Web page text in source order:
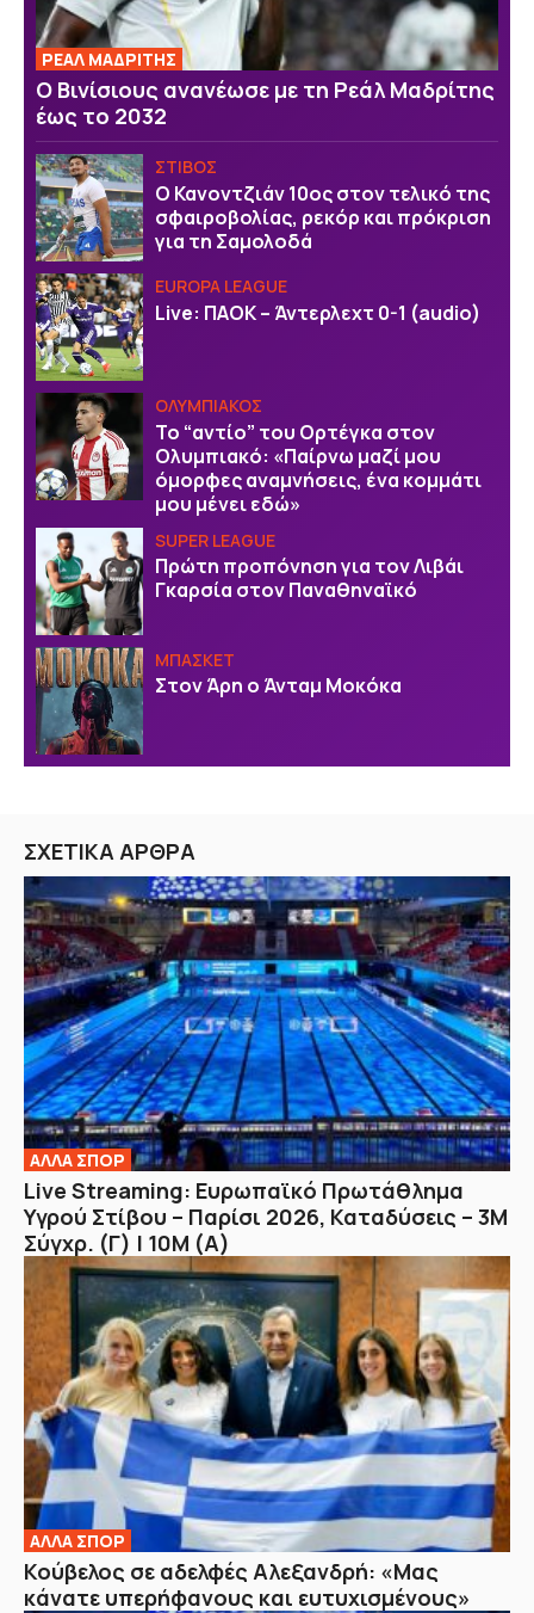
ΡΕΑΛ ΜΑΔΡΙΤΗΣ
Ο Βινίσιους ανανέωσε με τη Ρεάλ Μαδρίτης
έως το 2032
ΣΤΙΒΟΣ
Ο Κανοντζιάν 10ος στον τελικό της
σφαιροβολίας, ρεκόρ και πρόκριση
για τη Σαμολοδά
EUROPA LEAGUE
Live: ΠΑΟΚ – Άντερλεχτ 0-1 (audio)
ΟΛΥΜΠΙΑΚΟΣ
Το “αντίο” του Ορτέγκα στον
Ολυμπιακό: «Παίρνω μαζί μου
όμορφες αναμνήσεις, ένα κομμάτι
μου μένει εδώ»
SUPER LEAGUE
Πρώτη προπόνηση για τον Λιβάι
Γκαρσία στον Παναθηναϊκό
ΜΠΑΣΚΕΤ
Στον Άρη ο Άνταμ Μοκόκα
ΣΧΕΤΙΚΑ ΑΡΘΡΑ
ΑΛΛΑ ΣΠΟΡ
Live Streaming: Ευρωπαϊκό Πρωτάθλημα
Υγρού Στίβου – Παρίσι 2026, Καταδύσεις – 3Μ
Σύγχρ. (Γ) | 10Μ (Α)
ΑΛΛΑ ΣΠΟΡ
Κούβελος σε αδελφές Αλεξανδρή: «Μας
κάνατε υπερήφανους και ευτυχισμένους»